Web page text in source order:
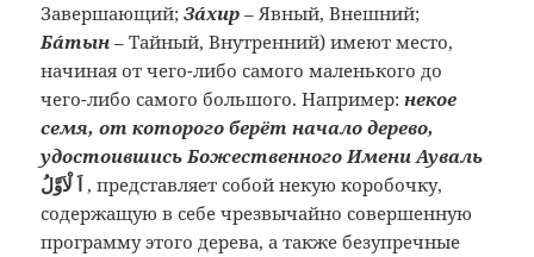
Завершающий;Зáхир – Явный, Внешний;
Бáтын – Тайный, Внутренний) имеют место,
начиная от чего-либо самого маленького до
чего-либо самого большого. Например:некое
семя, от которого берёт начало дерево,
удостоившись Божественного Имени Ауваль
اَ لْاَوَّلُ ,представляет собой некую коробочку,
содержащую в себе чрезвычайно совершенную
программу этого дерева, а также безупречные